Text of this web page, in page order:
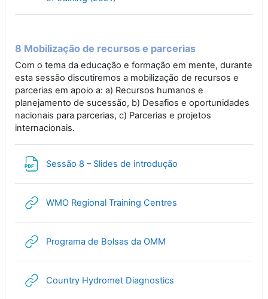
8 Mobilização de recursos e parcerias
Com o tema da educação e formação em mente, durante
esta sessão discutiremos a mobilização de recursos e
parcerias em apoio a: a) Recursos humanos e
planejamento de sucessão, b) Desafios e oportunidades
nacionais para parcerias, c) Parcerias e projetos
internacionais.
Sessão 8 – Slides de introdução
WMO Regional Training Centres
Programa de Bolsas da OMM
Country Hydromet Diagnostics